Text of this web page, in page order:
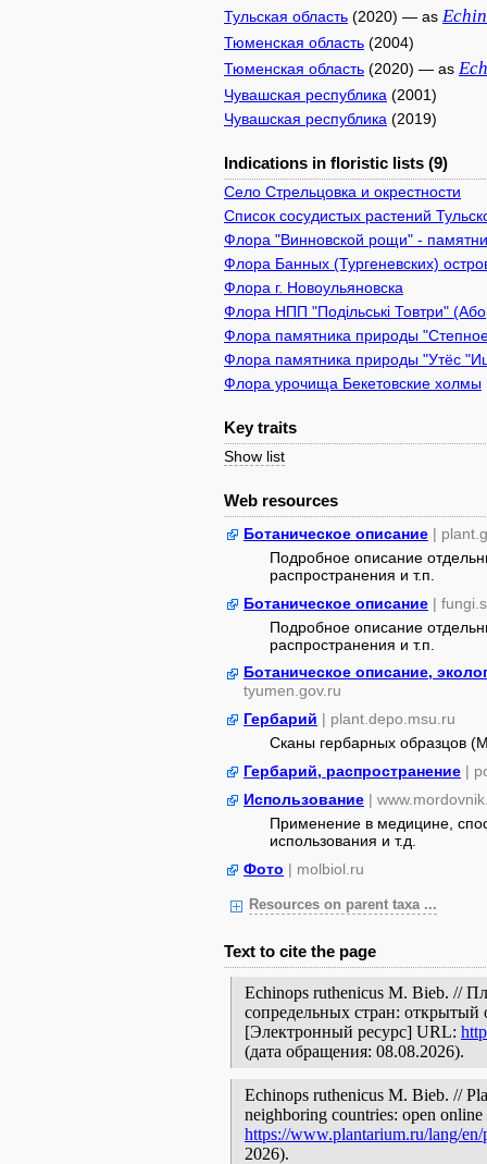
Тульская область (2020) — as
Тюменская область (2004)
Тюменская область (2020) — as
Чувашская республика (2001)
Чувашская республика (2019)
Indications in floristic lists (9)
Село Стрельцовка и окрестности
Список сосудистых растений
Флора "Винновской рощи" -
Флора Банных (Тургеневских)
Флора г. Новоульяновска
Флора НПП "Подільські Товтри"
Флора памятника природы
Флора памятника природы "Утёс
Флора урочища Бекетовские холмы
Key traits
Show list
Web resources
Ботаническое описание |
Подробное описание
распространения и т.п.
Ботаническое описание |
Подробное описание
распространения и т.п.
Ботаническое описание,
tyumen.gov.ru
Гербарий | plant.depo.msu.ru
Сканы гербарных образцов
Гербарий, распространение |
Использование |
Применение в медицине,
использования и т.д.
Фото | molbiol.ru
Resources on parent taxa ...
Text to cite the page
Echinops ruthenicus M. Bieb. //
сопредельных стран: открытый
[Электронный ресурс] URL:
(дата обращения: 08.08.2026).
Echinops ruthenicus M. Bieb. //
neighboring countries: open
https://www.plantarium.ru/lang/
2026).